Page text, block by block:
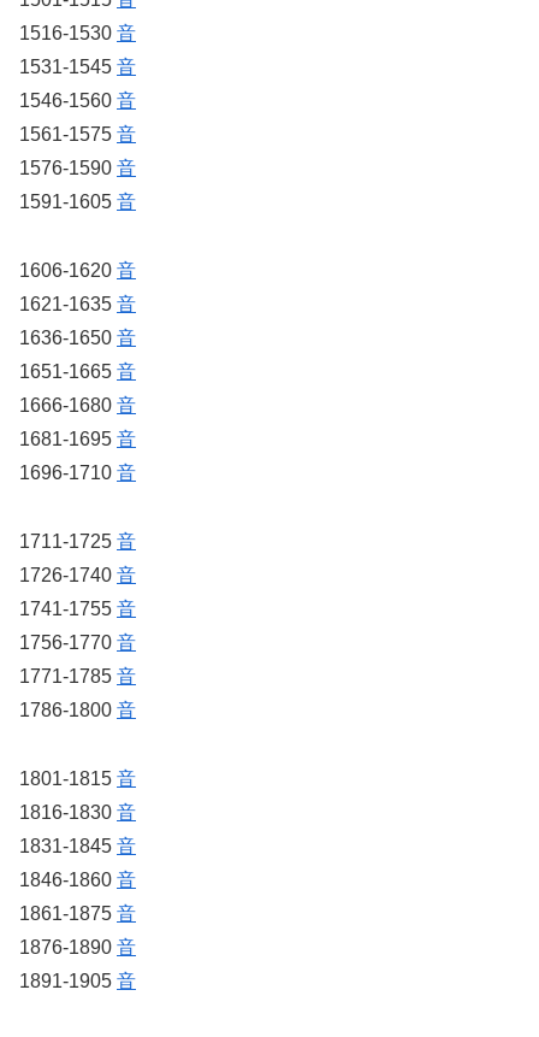
1516-1530 音
1531-1545 音
1546-1560 音
1561-1575 音
1576-1590 音
1591-1605 音
1606-1620 音
1621-1635 音
1636-1650 音
1651-1665 音
1666-1680 音
1681-1695 音
1696-1710 音
1711-1725 音
1726-1740 音
1741-1755 音
1756-1770 音
1771-1785 音
1786-1800 音
1801-1815 音
1816-1830 音
1831-1845 音
1846-1860 音
1861-1875 音
1876-1890 音
1891-1905 音